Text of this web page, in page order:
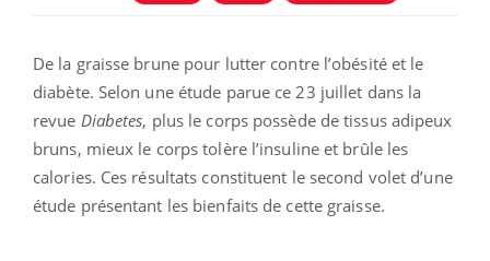
De la graisse brune pour lutter contre l’obésité et le
diabète. Selon une étude parue ce 23 juillet dans la
revue Diabetes, plus le corps possède de tissus adipeux
bruns, mieux le corps tolère l’insuline et brûle les
calories. Ces résultats constituent le second volet d’une
étude présentant les bienfaits de cette graisse.